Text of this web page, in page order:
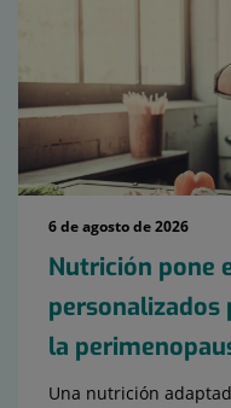
6 de agosto de 2026
Nutrición pone
personalizados
la
Una nutrición